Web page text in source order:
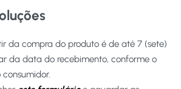
da compra do produto é de até 7 (sete)
da data do recebimento, conforme o